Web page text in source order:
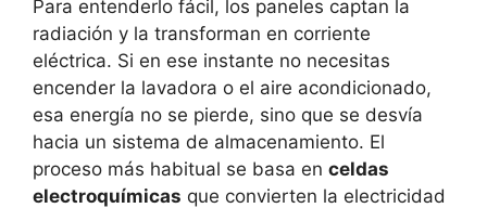
Para entenderlo fácil, los paneles captan la
radiación y la transforman en corriente
eléctrica. Si en ese instante no necesitas
encender la lavadora o el aire acondicionado,
esa energía no se pierde, sino que se desvía
hacia un sistema de almacenamiento. El
proceso más habitual se basa en celdas
electroquímicas que convierten la electricidad